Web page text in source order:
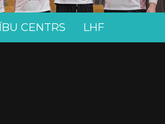
CENTRS LHF